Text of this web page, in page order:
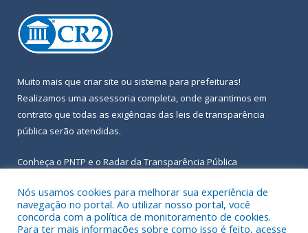
Muito mais que criar site ou sistema para prefeituras!
Realizamos uma assessoria completa, onde garantimos em
contrato que todas as exigências das leis de transparência
pública serão atendidas.
Conheça o PNTP e o Radar da Transparência Pública
Nós usamos cookies para melhorar sua experiência de
navegação no portal. Ao utilizar nosso portal, você
concorda com a política de monitoramento de cookies.
Para ter mais informações sobre como isso é feito, acesse